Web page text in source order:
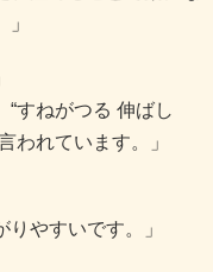
すねがつる 伸ばし
われています。」
やすいです。」